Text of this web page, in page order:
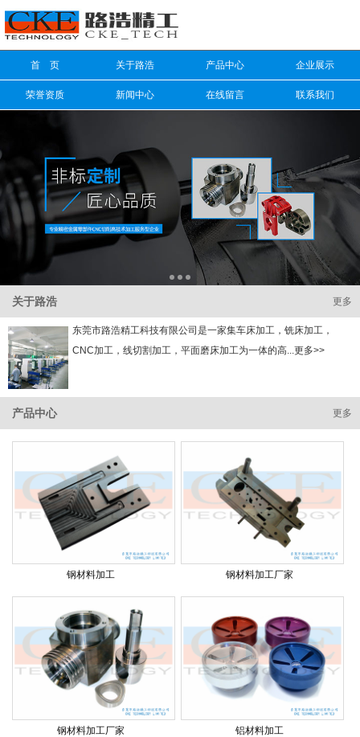
首 页 关于路浩 产品中心 企业展示
荣誉资质 新闻中心 在线留言 联系我们
更多
关于路浩
东莞市路浩精工科技有限公司是一家集车床加工，铣床加工，
CNC加工，线切割加工，平面磨床加工为一体的高...更多>>
更多
产品中心
钢材料加工 钢材料加工厂家
钢材料加工厂家 铝材料加工
信息搜索